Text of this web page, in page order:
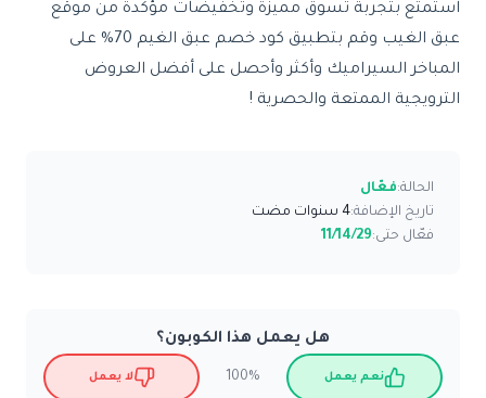
استمتع بتجربة تسوق مميزة وتخفيضات مؤكدة من موقع
عبق الغيب وقم بتطبيق كود خصم عبق الغيم 70% على
المباخر السيراميك وأكثر وأحصل على أفضل العروض
الترويجية الممتعة والحصرية !
الحالة:فعّال
تاريخ الإضافة:4 سنوات مضت
فعّال حتى:11/14/29
هل يعمل هذا الكوبون؟
نعم يعمل 100% لا يعمل